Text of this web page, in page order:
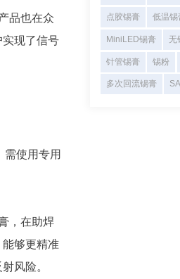
品也在众
现了信号
需使用专用
，在助焊
够更精准
风险。
点胶锡膏 低温锡
MiniLED锡膏 无
针管锡膏 锡粉
多次回流锡膏